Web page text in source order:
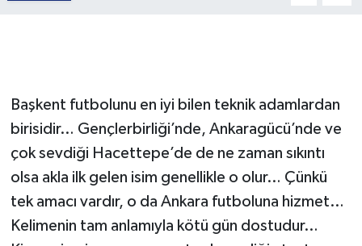
Başkent futbolunu en iyi bilen teknik adamlardan
birisidir… Gençlerbirliği’nde, Ankaragücü’nde ve
çok sevdiği Hacettepe’de de ne zaman sıkıntı
olsa akla ilk gelen isim genellikle o olur… Çünkü
tek amacı vardır, o da Ankara futboluna hizmet…
Kelimenin tam anlamıyla kötü gün dostudur…